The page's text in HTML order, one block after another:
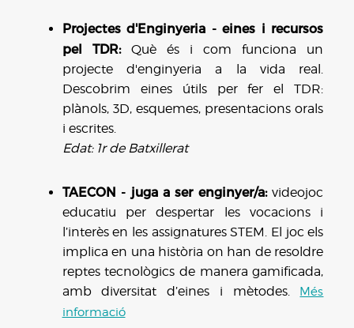
Projectes d'Enginyeria - eines i recursos
pel TDR: Què és i com funciona un
projecte d'enginyeria a la vida real.
Descobrim eines útils per fer el TDR:
plànols, 3D, esquemes, presentacions orals
i escrites.
Edat: 1r de Batxillerat
TAECON - juga a ser enginyer/a:videojoc
educatiu per despertar les vocacions i
l’interès en les assignatures STEM. El joc els
implica en una història on han de resoldre
reptes tecnològics de manera gamificada,
amb diversitat d’eines i mètodes.
Més
informació